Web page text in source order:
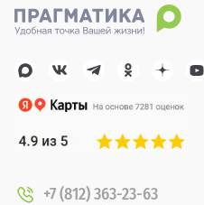
+7 (812) 363-23-63